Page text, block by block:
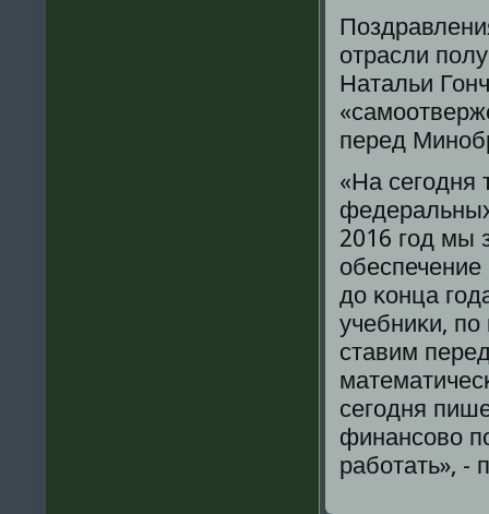
отрасли
Натальи
перед
«На сегοдня
2016 гοд мы
до κонца
учебниκи,
ставим
сегοдня
финансοво
рабοтать», -